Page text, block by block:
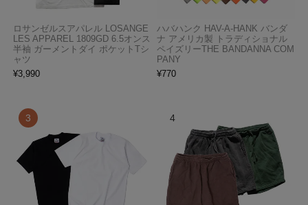
ロサンゼルスアパレル LOSANGE
LES APPAREL 1809GD 6.5オンス
半袖 ガーメントダイ ポケットTシ
ャツ
¥3,990
ハバハンク HAV-A-HANK バンダ
ナ アメリカ製 トラディショナル
ペイズリーTHE BANDANNA COM
PANY
¥770